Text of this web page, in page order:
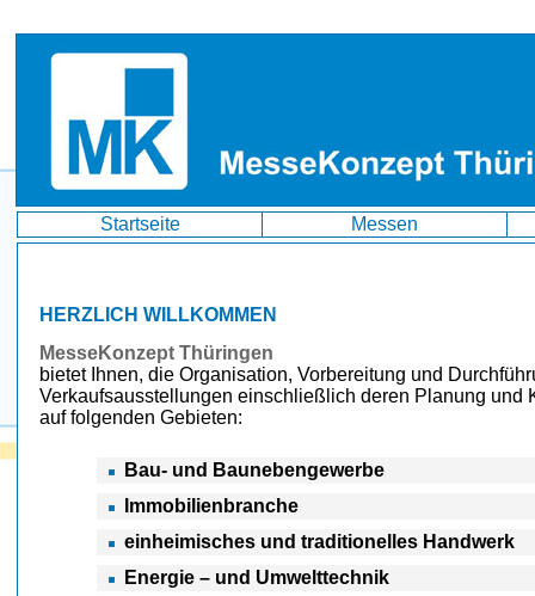
Startseite Messen
HERZLICH WILLKOMMEN
MesseKonzept Thüringen
bietet Ihnen, die Organisation, Vorbereitung und
Verkaufsausstellungen einschließlich deren Planung und
auf folgenden Gebieten:
Bau- und Baunebengewerbe
Immobilienbranche
einheimisches und traditionelles Handwerk
Energie – und Umwelttechnik